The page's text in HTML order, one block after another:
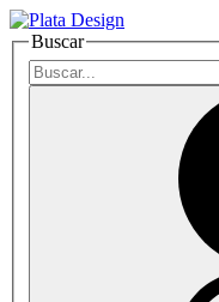
Buscar